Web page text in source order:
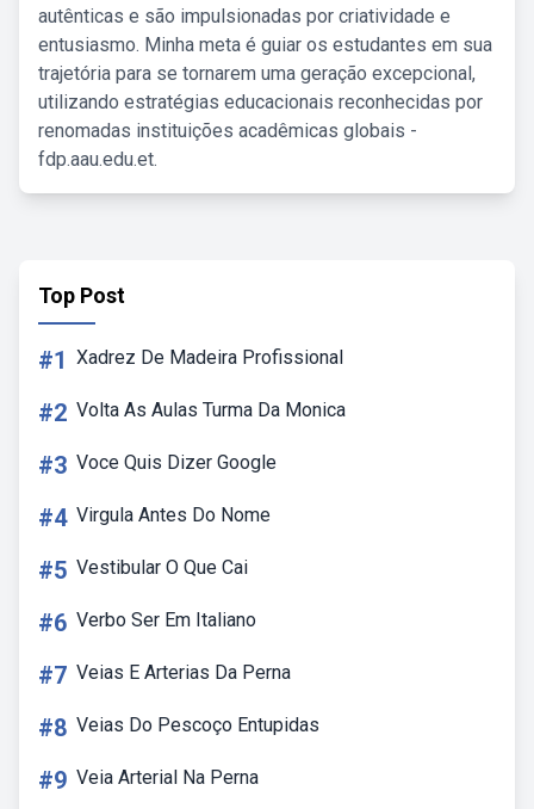
autênticas e são impulsionadas por criatividade e
entusiasmo. Minha meta é guiar os estudantes em sua
trajetória para se tornarem uma geração excepcional,
utilizando estratégias educacionais reconhecidas por
renomadas instituições acadêmicas globais -
fdp.aau.edu.et.
Top Post
#1 Xadrez De Madeira Profissional
#2 Volta As Aulas Turma Da Monica
#3 Voce Quis Dizer Google
#4 Virgula Antes Do Nome
#5 Vestibular O Que Cai
#6 Verbo Ser Em Italiano
#7 Veias E Arterias Da Perna
#8 Veias Do Pescoço Entupidas
#9 Veia Arterial Na Perna